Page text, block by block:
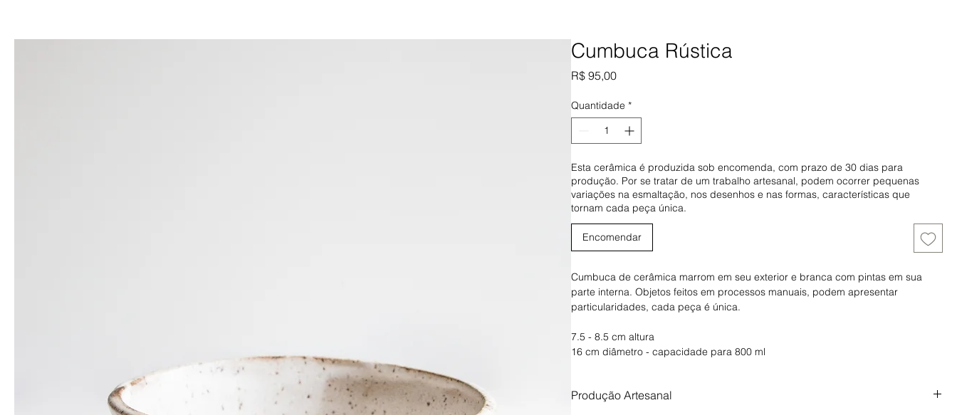
Cumbuca Rústica
R$ 95,00Preço
Quantidade *
Esta cerâmica é produzida sob encomenda, com prazo de 30 dias para
produção. Por se tratar de um trabalho artesanal, podem ocorrer pequenas
variações na esmaltação, nos desenhos e nas formas, características que
tornam cada peça única.
Encomendar
Cumbuca de cerâmica marrom em seu exterior e branca com pintas em sua
parte interna. Objetos feitos em processos manuais, podem apresentar
particularidades, cada peça é única.
7.5 - 8.5 cm altura
16 cm diâmetro - capacidade para 800 ml
Produção Artesanal